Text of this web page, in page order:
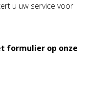
u uw service voor
formulier op onze